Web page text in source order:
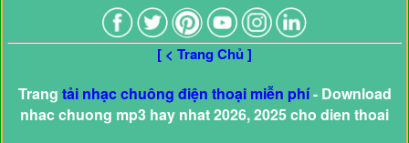
[ < Trang Chủ ]
Trang tải nhạc chuông điện thoại miễn phí- Download
nhac chuong mp3 hay nhat 2026, 2025 cho dien thoai